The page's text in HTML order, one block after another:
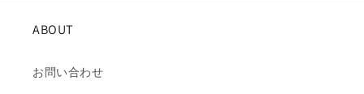
ABOUT
お問い合わせ